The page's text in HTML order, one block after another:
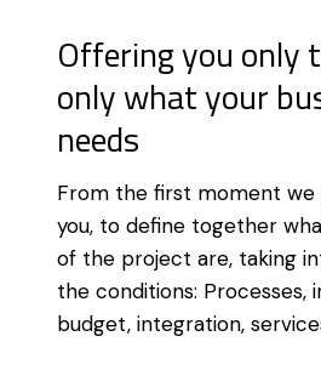
Offering you only
only what your
needs
From the first moment
you, to define together
of the project are, taking
the conditions: Processes,
budget, integration,